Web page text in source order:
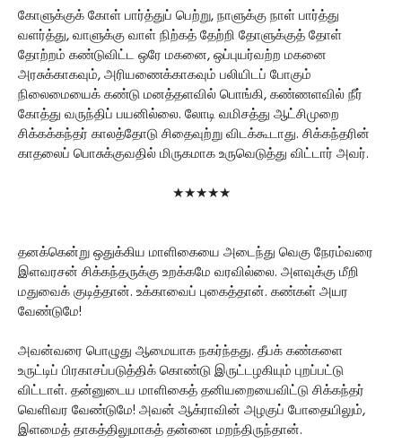
கோளுக்குக் கோள் பார்த்துப் பெற்று, நாளுக்கு நாள் பார்த்து
வளர்த்து, வாளுக்கு வாள் நிற்கத் தேற்றி தோளுக்குத் தோள்
தோற்றம் கண்டுவிட்ட ஒரே மகனை, ஒப்புயர்வற்ற மகனை
அரசுக்காகவும், அரியணைக்காகவும் பலியிடப் போகும்
நிலைமையைக் கண்டு மனத்தளவில் பொங்கி, கண்ணளவில் நீர்
கோத்து வருந்திப் பயனில்லை. லோடி வமிசத்து ஆட்சிமுறை
சிக்கக்கந்தர் காலத்தோடு சிதைவுற்று விடக்கூடாது. சிக்கந்தரின்
காதலைப் பொசுக்குவதில் மிருகமாக உருவெடுத்து விட்டார் அவர்.
★★★★★
தனக்கென்று ஒதுக்கிய மாளிகையை அடைந்து வெகு நேரம்வரை
இளவரசன் சிக்கந்தருக்கு உறக்கமே வரவில்லை. அளவுக்கு மீறி
மதுவைக் குடித்தான். உக்காவைப் புகைத்தான். கண்கள் அயர
வேண்டுமே!
அவன்வரை பொழுது ஆமையாக நகர்ந்தது. தீபக் கண்களை
உருட்டிப் பிரகாசப்படுத்திக் கொண்டு இருட்டழகியும் புறப்பட்டு
விட்டாள். தன்னுடைய மாளிகைத் தனியறையைவிட்டு சிக்கந்தர்
வெளிவர வேண்டுமே! அவன் ஆக்ராவின் அழகுப் போதையிலும்,
இளமைத் தாகத்திலுமாகத் தன்னை மறந்திருந்தான்.